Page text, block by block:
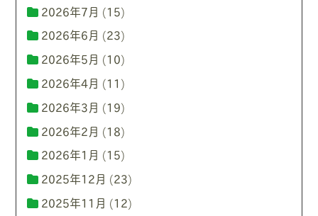
2026年7月 (15)
2026年6月 (23)
2026年5月 (10)
2026年4月 (11)
2026年3月 (19)
2026年2月 (18)
2026年1月 (15)
2025年12月 (23)
2025年11月 (12)